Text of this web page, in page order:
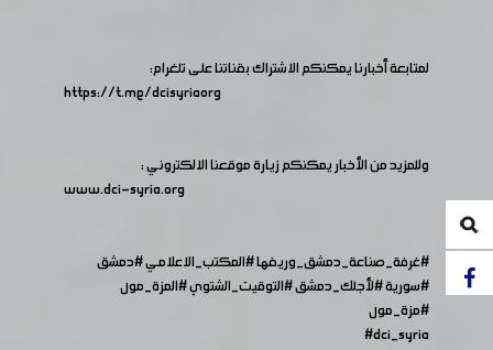
لمتابعة أخبارنا يمكنكم الاشتراك بقناتنا على تلغرام:
https://t.me/dcisyriaorg
وللمزيد من الأخبار يمكنكم زيارة موقعنا الالكتروني :
www.dci-syria.org
#غرفة_صناعة_دمشق_وريفها#المكتب_الاعلامي#دمشق
#سورية#لأجلك_دمشق#التوقيت_الشتوي#المزة_مول
#مزة_مول
#dci_syria